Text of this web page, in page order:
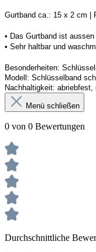
Gurtband ca.: 15 x 2 cm |
• Das Gurtband ist aussen
• Sehr haltbar und
Besonderheiten:
Modell: Schlüsselband
Nachhaltigkeit:
Menü schließen
0 von 0 Bewertungen
Durchschnittliche